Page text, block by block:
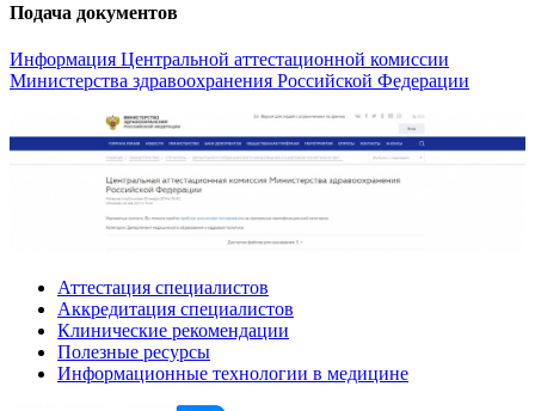
Подача документов
Информация Центральной аттестационной комиссии
Министерства здравоохранения Российской Федерации
Аттестация специалистов
Аккредитация специалистов
Клинические рекомендации
Полезные ресурсы
Информационные технологии в медицине